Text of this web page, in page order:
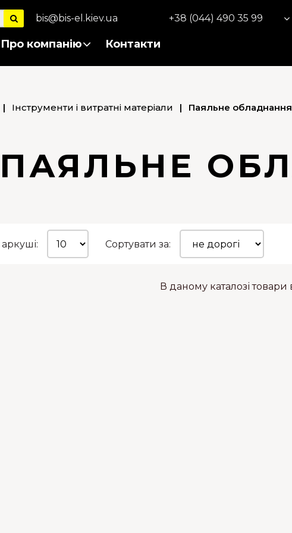
bis@bis-el.kiev.ua +38 (044) 490 35 99
Про компанію Контакти
| Інструменти і витратні матеріали | Паяльне обладнання
Сортувати за:
В даному каталозі товари